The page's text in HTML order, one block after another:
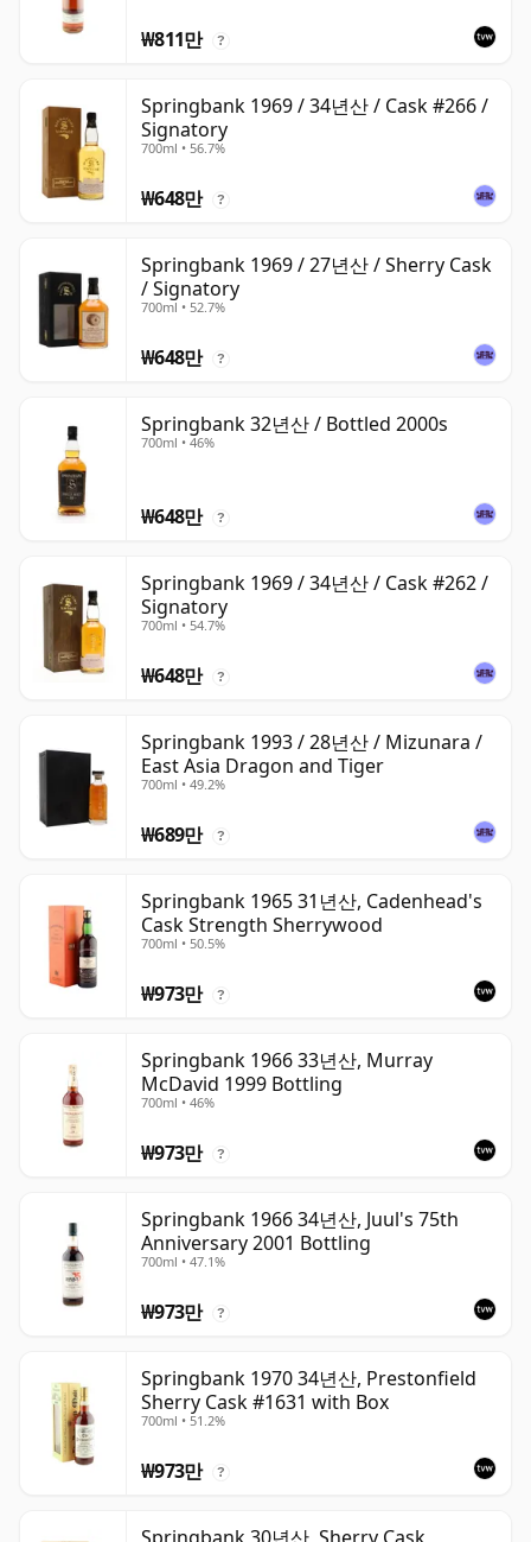
₩811만 ?
Springbank 1969 / 34년산 / Cask #266 /
Signatory
700ml • 56.7%
₩648만 ?
Springbank 1969 / 27년산 / Sherry Cask
/ Signatory
700ml • 52.7%
₩648만 ?
Springbank 32년산 / Bottled 2000s
700ml • 46%
₩648만 ?
Springbank 1969 / 34년산 / Cask #262 /
Signatory
700ml • 54.7%
₩648만 ?
Springbank 1993 / 28년산 / Mizunara /
East Asia Dragon and Tiger
700ml • 49.2%
₩689만 ?
Springbank 1965 31년산, Cadenhead's
Cask Strength Sherrywood
700ml • 50.5%
₩973만 ?
Springbank 1966 33년산, Murray
McDavid 1999 Bottling
700ml • 46%
₩973만 ?
Springbank 1966 34년산, Juul's 75th
Anniversary 2001 Bottling
700ml • 47.1%
₩973만 ?
Springbank 1970 34년산, Prestonfield
Sherry Cask #1631 with Box
700ml • 51.2%
₩973만 ?